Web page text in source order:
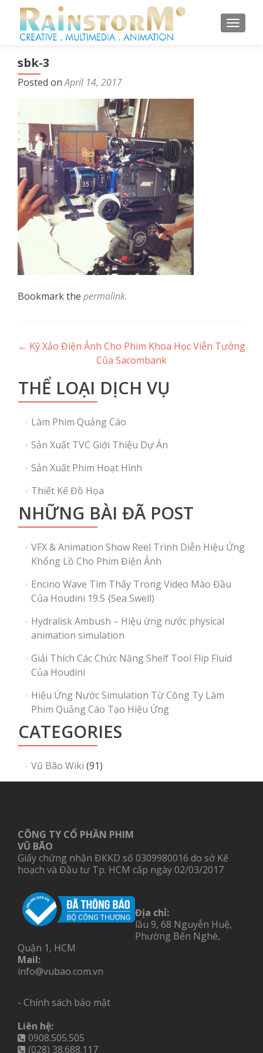
sbk-3
Posted onApril 14, 2017
Bookmark the permalink.
Post
navigation
← Kỹ Xảo Điện Ảnh Cho Phim Khoa Học Viễn Tưởng
Của Sacombank
THỂ LOẠI DỊCH VỤ
Làm Phim Quảng Cáo
Sản Xuất TVC Giới Thiệu Dự Án
Sản Xuất Phim Hoạt Hình
Thiết Kế Đồ Họa
NHỮNG BÀI ĐÃ POST
VFX & Animation Show Reel Trình Diễn Hiệu Ứng
Khổng Lồ Cho Phim Điện Ảnh
Encino Wave Tìm Thấy Trong Video Mào Đầu
Của Houdini 19.5 {Sea Swell)
Hydralisk Ambush – Hiệu ứng nước physical
animation simulation
Giải Thích Các Chức Năng Shelf Tool Flip Fluid
Của Houdini
Hiệu Ứng Nước Simulation Từ Công Ty Làm
Phim Quảng Cáo Tạo Hiệu Ứng
CATEGORIES
Vũ Bão Wiki (91)
CÔNG TY CỔ PHẦN PHIM
VŨ BÃO
Giấy chứng nhận ĐKKD số 0309980016 do sở Kế
hoạch và Đầu tư Tp. HCM cấp ngày 02/03/2017
Địa chỉ:
lầu 9, 68 Nguyễn Huệ,
Phường Bến Nghé,
Quận 1, HCM
Mail:
info@vubao.com.vn
- Chính sách bảo mật
Liên hệ:
0908.505.505
(028) 38.688.117